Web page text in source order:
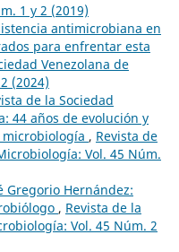
1 y 2 (2019)
antimicrobiana en
para enfrentar esta
Venezolana de
(2024)
de la Sociedad
44 años de evolución y
, Revista de
Vol. 45 Núm.
Gregorio Hernández:
, Revista de la
Vol. 45 Núm. 2